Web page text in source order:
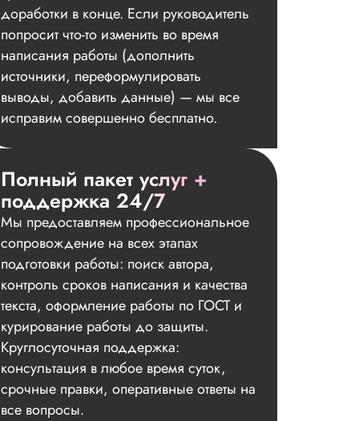
доработки в конце. Если руководитель
попросит что-то изменить во время
написания работы (дополнить
источники, переформулировать
выводы, добавить данные) — мы все
исправим совершенно бесплатно.
Полный пакет услуг +
поддержка 24/7
Мы предоставляем профессиональное
сопровождение на всех этапах
подготовки работы: поиск автора,
контроль сроков написания и качества
текста, оформление работы по ГОСТ и
курирование работы до защиты.
Круглосуточная поддержка:
консультация в любое время суток,
срочные правки, оперативные ответы на
все вопросы.